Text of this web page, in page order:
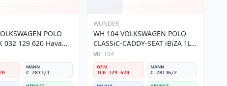
POLO
032 129 620 Hava
MANN
C 2873/1
WUNDER
WH 104 VOLKSWAGEN POLO
CLASSiC-CADDY-SEAT iBiZA 1L0
129 620 Hava Filtresi
WH 104
OEM
1L0 129 620
MANN
C 28136/2